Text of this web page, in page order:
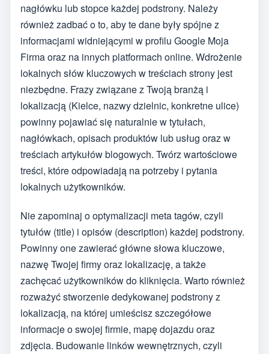
nagłówku lub stopce każdej podstrony. Należy
również zadbać o to, aby te dane były spójne z
informacjami widniejącymi w profilu Google Moja
Firma oraz na innych platformach online. Wdrożenie
lokalnych słów kluczowych w treściach strony jest
niezbędne. Frazy związane z Twoją branżą i
lokalizacją (Kielce, nazwy dzielnic, konkretne ulice)
powinny pojawiać się naturalnie w tytułach,
nagłówkach, opisach produktów lub usług oraz w
treściach artykułów blogowych. Twórz wartościowe
treści, które odpowiadają na potrzeby i pytania
lokalnych użytkowników.
Nie zapominaj o optymalizacji meta tagów, czyli
tytułów (title) i opisów (description) każdej podstrony.
Powinny one zawierać główne słowa kluczowe,
nazwę Twojej firmy oraz lokalizację, a także
zachęcać użytkowników do kliknięcia. Warto również
rozważyć stworzenie dedykowanej podstrony z
lokalizacją, na której umieścisz szczegółowe
informacje o swojej firmie, mapę dojazdu oraz
zdjęcia. Budowanie linków wewnętrznych, czyli